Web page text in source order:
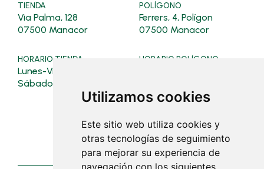
Utilizamos cookies
Este sitio web utiliza cookies y
otras tecnologías de seguimiento
para mejorar su experiencia de
navegación con los siguientes
TIENDA
Via Palma, 128
07500 Manacor
POLÍGONO
Ferrers, 4, Polígon
07500 Manacor
HORARIO TIENDA
Lunes-Viernes: 08:00-19:30
Sábados: 08:00-13:00
HORARIO POLÍGONO
Sábados: 08:00 - 13:00
Lunes a viernes: 07:30 - 18:30
Sábados: cerrado